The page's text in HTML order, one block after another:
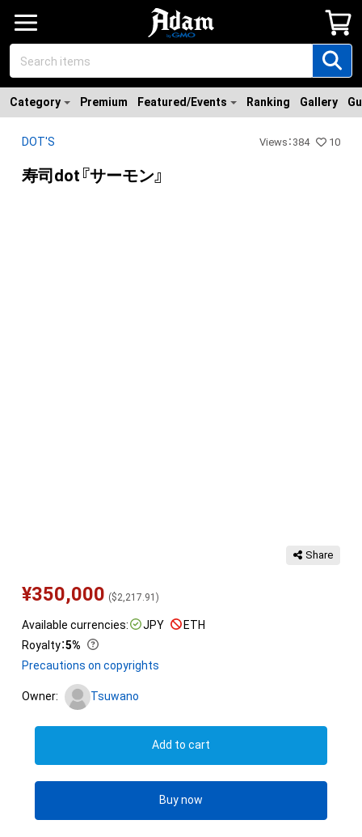
Category Premium Featured/Events Ranking Gallery
DOT'S Views ： 384 10
寿司dot『サーモン』
Share
¥350,000 ($2,217.91 )
Available currencies: JPY
ETH
Royalty：5%
Precautions on copyrights
Owner: Tsuwano
Add to cart
Buy now